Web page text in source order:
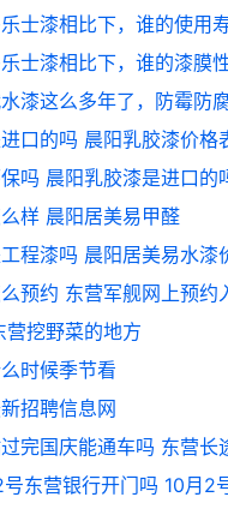
口的吗 晨阳乳胶漆价格
吗 晨阳乳胶漆是进口的
样 晨阳居美易甲醛
程漆吗 晨阳居美易水漆
预约 东营军舰网上预约
营挖野菜的地方
时候季节看
招聘信息网